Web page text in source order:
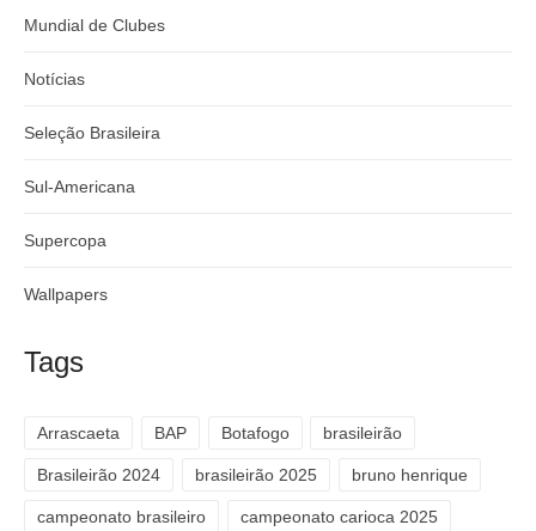
Mundial de Clubes
Notícias
Seleção Brasileira
Sul-Americana
Supercopa
Wallpapers
Tags
Arrascaeta BAP Botafogo brasileirão
Brasileirão 2024 brasileirão 2025 bruno henrique
campeonato brasileiro campeonato carioca 2025